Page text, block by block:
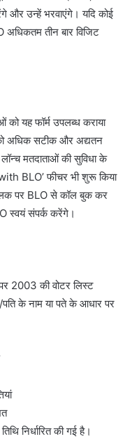
और उन्हें भरवाएंगे। यदि कोई
अधिकतम तीन बार विजिट
यह फॉर्म उपलब्ध कराया
को अधिक सटीक और अद्यतन
मतदाताओं की सुविधा के
BLO’ फीचर भी शुरू किया
पर BLO से कॉल बुक कर
स्वयं संपर्क करेंगे।
2003 की वोटर लिस्ट
के नाम या पते के आधार पर
निर्धारित की गई है।